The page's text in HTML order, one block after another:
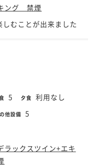
ング 禁煙
むことが出来ました
5 夕食 利用なし
他設備 5
ックスツイン+エキ